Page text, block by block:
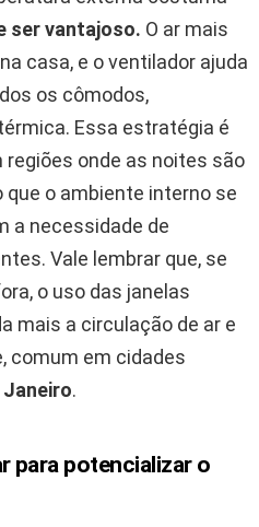
ser vantajoso. O ar mais
casa, e o ventilador ajuda
os cômodos,
Essa estratégia é
onde as noites são
o ambiente interno se
a necessidade de
Vale lembrar que, se
o uso das janelas
mais a circulação de ar e
comum em cidades
Janeiro.
para potencializar o